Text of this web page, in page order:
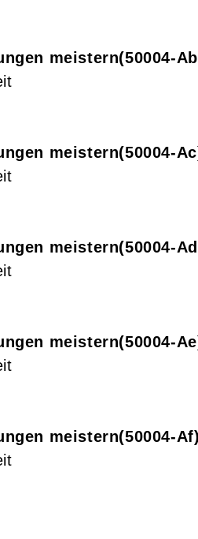
meistern 50004-Ab
meistern 50004-Ac
meistern 50004-Ad
meistern 50004-Ae
meistern 50004-Af